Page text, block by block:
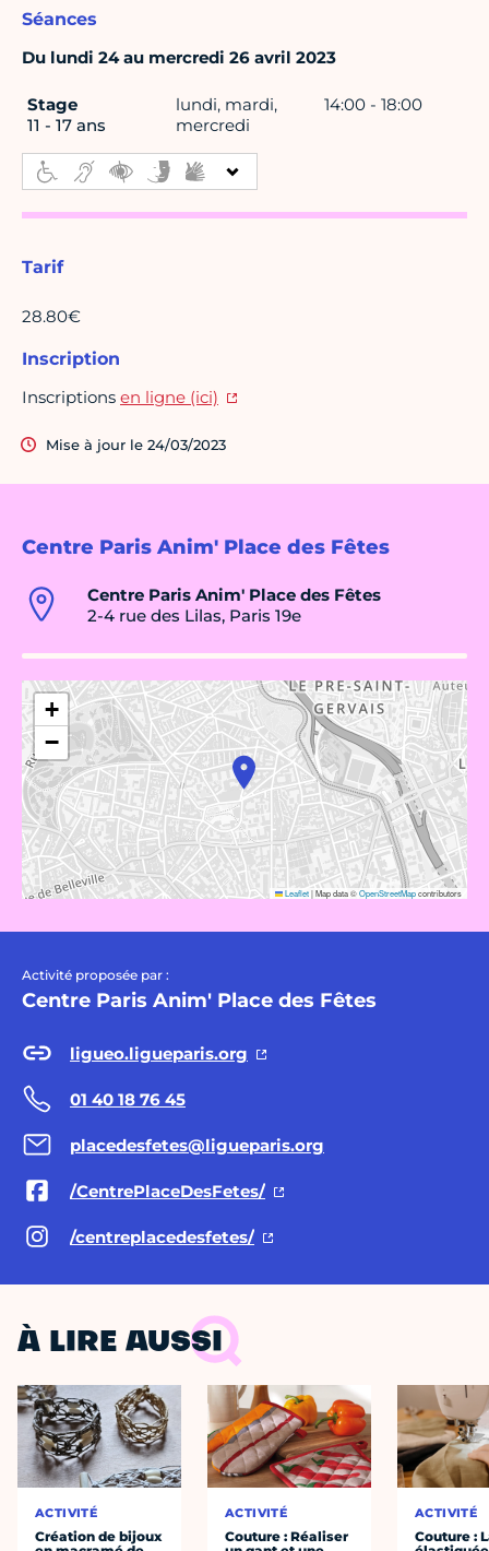
Centre Paris Anim' Place des Fêtes
Centre Paris Anim' Place des Fêtes
2-4 rue des Lilas, Paris 19e
+
−
Leaflet|Map data ©OpenStreetMapcontributors
Activité proposée par :
Centre Paris Anim' Place des Fêtes
ligueo.ligueparis.org
01 40 18 76 45
placedesfetes@ligueparis.org
/CentrePlaceDesFetes/
/centreplacedesfetes/
Séances
Du lundi 24 au mercredi 26 avril 2023
Stage
11 - 17 ans
lundi, mardi,
mercredi
14:00 - 18:00
Tarif
28.80€
Inscription
Inscriptions en ligne (ici)
Mise à jour le 24/03/2023
À LIRE AUSSI
ACTIVITÉ
Création de bijoux
ACTIVITÉ
Couture : Réaliser
ACTIVITÉ
Couture :